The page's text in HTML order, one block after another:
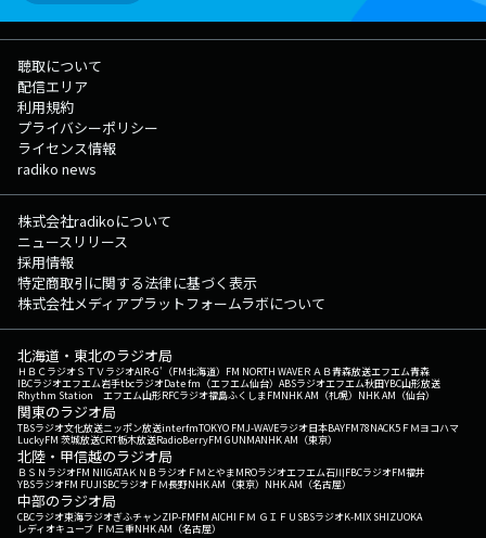
聴取について
配信エリア
利用規約
プライバシーポリシー
ライセンス情報
radiko news
株式会社radikoについて
ニュースリリース
採用情報
特定商取引に関する法律に基づく表示
株式会社メディアプラットフォームラボについて
北海道・東北のラジオ局
ＨＢＣラジオＳＴＶラジオAIR-G'（FM北海道） FM NORTH WAVEＲＡＢ青森放送エフエム青森
IBCラジオエフエム岩手tbcラジオDate fm（エフエム仙台） ABSラジオエフエム秋田YBC山形放送
Rhythm Station エフエム山形RFCラジオ福島ふくしまFMNHK AM（札幌） NHK AM（仙台）
関東のラジオ局
TBSラジオ文化放送ニッポン放送interfmTOKYO FMJ-WAVEラジオ日本BAYFM78NACK5 ＦＭヨコハマ
LuckyFM 茨城放送CRT栃木放送RadioBerryFM GUNMANHK AM（東京）
北陸・甲信越のラジオ局
ＢＳＮラジオFM NIIGATAＫＮＢラジオ ＦＭとやまMROラジオエフエム石川FBCラジオFM福井
YBSラジオFM FUJISBCラジオ ＦＭ長野NHK AM（東京） NHK AM（名古屋）
中部のラジオ局
CBCラジオ東海ラジオぎふチャンZIP-FMFM AICHI ＦＭ ＧＩＦＵ SBSラジオK-MIX SHIZUOKA
レディオキューブ ＦＭ三重NHK AM（名古屋）